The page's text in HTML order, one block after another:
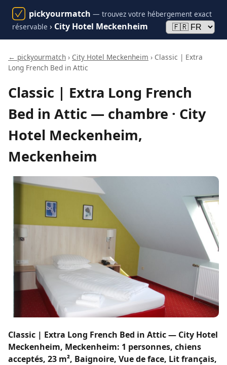
pickyourmatch — trouvez votre hébergement exact
réservable › City Hotel Meckenheim
← pickyourmatch › City Hotel Meckenheim › Classic | Extra
Long French Bed in Attic
Classic | Extra Long French
Bed in Attic — chambre · City
Hotel Meckenheim,
Meckenheim
Classic | Extra Long French Bed in Attic — City Hotel
Meckenheim, Meckenheim: 1 personnes, chiens
acceptés, 23 m², Baignoire, Vue de face, Lit français,